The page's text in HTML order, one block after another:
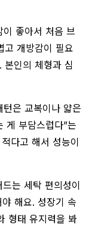
이 좋아서 처음 브
고 개방감이 필요
본인의 체형과 심
은 교복이나 얇은
게 부담스럽다”는
다고 해서 성능이
는 세탁 편의성이
해요. 성장기 속
형태 유지력을 봐